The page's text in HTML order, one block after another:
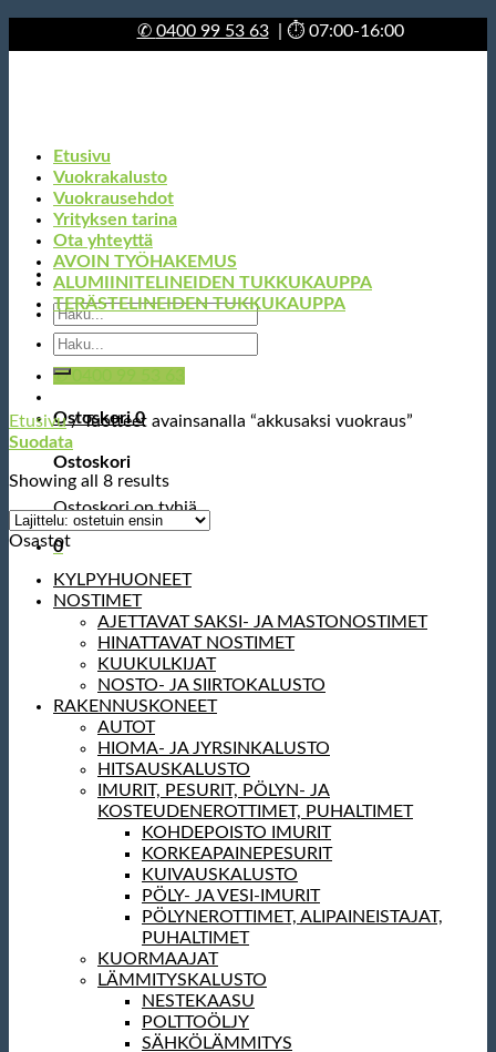
to
✆ 0400 99 53 63| ⏱ 07:00-16:00
Etsi:
✆ 0400 99 53 63
Ostoskori
Ostoskori
Ostoskori on tyhjä.
0
Etusivu
Vuokrakalusto
Vuokrausehdot
Yrityksen tarina
Ota yhteyttä
AVOIN TYÖHAKEMUS
ALUMIINITELINEIDEN TUKKUKAUPPA
TERÄSTELINEIDEN TUKKUKAUPPA
Etsi:
Etusivu /Tuotteet avainsanalla “akkusaksi vuokraus”
Suodata
Showing all 8 results
Osastot
KYLPYHUONEET
NOSTIMET
AJETTAVAT SAKSI- JA MASTONOSTIMET
HINATTAVAT NOSTIMET
KUUKULKIJAT
NOSTO- JA SIIRTOKALUSTO
RAKENNUSKONEET
AUTOT
HIOMA- JA JYRSINKALUSTO
HITSAUSKALUSTO
IMURIT, PESURIT, PÖLYN- JA
KOSTEUDENEROTTIMET, PUHALTIMET
KOHDEPOISTO IMURIT
KORKEAPAINEPESURIT
KUIVAUSKALUSTO
PÖLY- JA VESI-IMURIT
PÖLYNEROTTIMET, ALIPAINEISTAJAT,
PUHALTIMET
KUORMAAJAT
LÄMMITYSKALUSTO
NESTEKAASU
POLTTOÖLJY
SÄHKÖLÄMMITYS